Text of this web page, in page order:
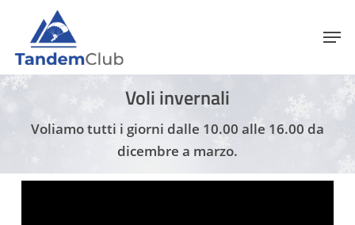
main
content
Voli invernali
Voliamo tutti i giorni dalle 10.00 alle 16.00 da
dicembre a marzo.